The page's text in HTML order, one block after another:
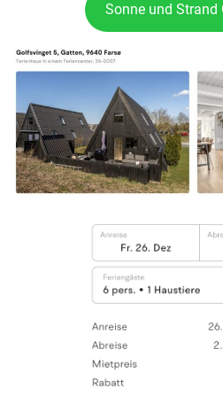
Sonne und Strand